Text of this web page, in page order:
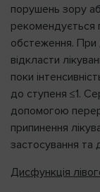
порушень зору
рекомендується
обстеження. При
відкласти
поки
до ступеня ≤1.
допомогою
припинення
застосування та
Дисфункція